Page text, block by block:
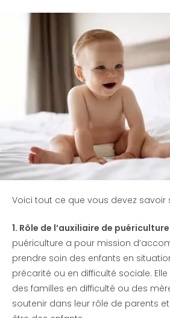
Voici tout ce que vous devez savoir
1. Rôle de l’auxiliaire de puériculture
puériculture a pour mission
prendre soin des enfants en
précarité ou en difficulté sociale.
des familles en difficulté ou des
soutenir dans leur rôle de parents